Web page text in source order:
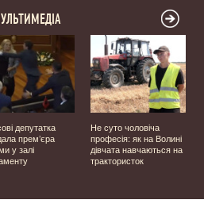
депутатка
прем’єра
у залі
Не суто чоловіча
професія: як на Волині
дівчата навчаються на
трактористок